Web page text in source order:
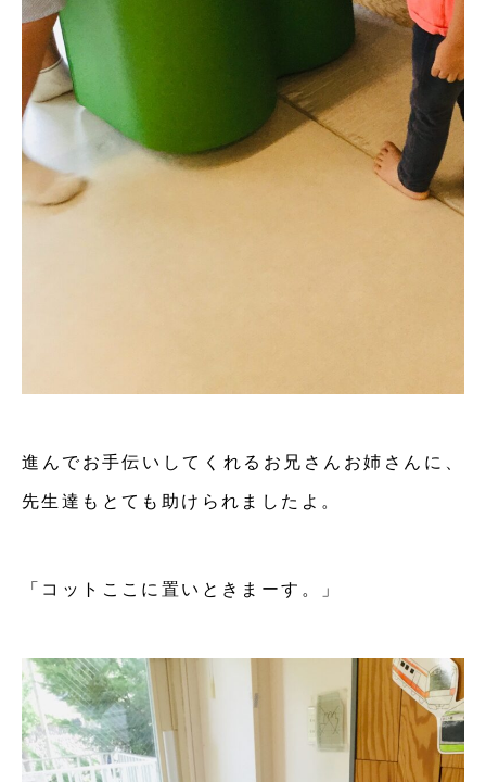
進んでお手伝いしてくれるお兄さんお姉さんに、
先生達もとても助けられましたよ。
「コットここに置いときまーす。」